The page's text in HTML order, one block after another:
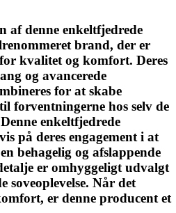
af ​​denne enkeltfjedrede
brand, der er
kvalitet og komfort. Deres
og avancerede
for at skabe
forventningerne hos selv de
enkeltfjedrede
på deres engagement i at
behagelig og afslappende
er omhyggeligt udvalgt
soveoplevelse. Når det
er denne producent et